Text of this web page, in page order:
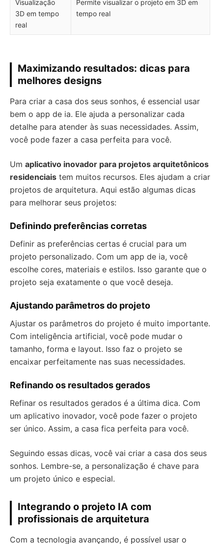
Visualização
3D em tempo
real
Permite visualizar o projeto em 3D em
tempo real
Maximizando resultados: dicas para
melhores designs
Para criar a casa dos seus sonhos, é essencial usar
bem o app de ia. Ele ajuda a personalizar cada
detalhe para atender às suas necessidades. Assim,
você pode fazer a casa perfeita para você.
Um aplicativo inovador para projetos arquitetônicos
residenciais tem muitos recursos. Eles ajudam a criar
projetos de arquitetura. Aqui estão algumas dicas
para melhorar seus projetos:
Definindo preferências corretas
Definir as preferências certas é crucial para um
projeto personalizado. Com um app de ia, você
escolhe cores, materiais e estilos. Isso garante que o
projeto seja exatamente o que você deseja.
Ajustando parâmetros do projeto
Ajustar os parâmetros do projeto é muito importante.
Com inteligência artificial, você pode mudar o
tamanho, forma e layout. Isso faz o projeto se
encaixar perfeitamente nas suas necessidades.
Refinando os resultados gerados
Refinar os resultados gerados é a última dica. Com
um aplicativo inovador, você pode fazer o projeto
ser único. Assim, a casa fica perfeita para você.
Seguindo essas dicas, você vai criar a casa dos seus
sonhos. Lembre-se, a personalização é chave para
um projeto único e especial.
Integrando o projeto IA com
profissionais de arquitetura
Com a tecnologia avançando, é possível usar o